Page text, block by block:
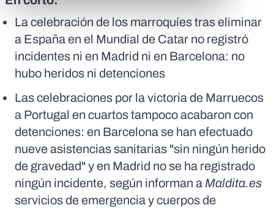
La celebración de los marroquíes tras eliminar
a España en el Mundial de Catar no registró
incidentes ni en Madrid ni en Barcelona: no
hubo heridos ni detenciones
Las celebraciones por la victoria de Marruecos
a Portugal en cuartos tampoco acabaron con
detenciones: en Barcelona se han efectuado
nueve asistencias sanitarias "sin ningún herido
de gravedad" y en Madrid no se ha registrado
ningún incidente, según informan a Maldita.es
servicios de emergencia y cuerpos de